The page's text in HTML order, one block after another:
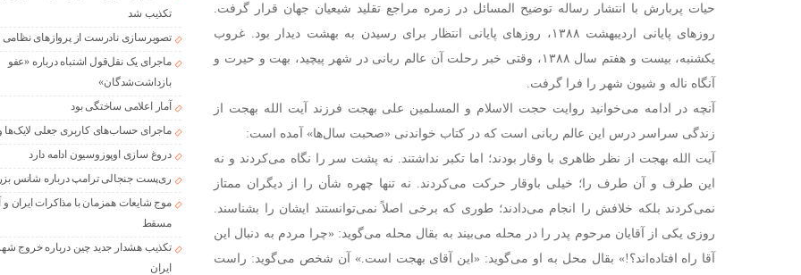
حیات پربارش با انتشار رساله توضیح المسائل در زمره مراجع تقلید شیعیان جهان قرار گرفت.
روزهای پایانی اردیبهشت ۱۳۸۸، روزهای پایانی انتظار برای رسیدن به بهشت دیدار بود. غروب
یکشنبه، بیست و هفتم سال ۱۳۸۸، وقتی خبر رحلت آن عالم ربانی در شهر پیچید، بهت و حیرت و
آنگاه ناله و شیون شهر را فرا گرفت.
آنچه در ادامه می‌خوانید روایت حجت الاسلام و المسلمین علی بهجت فرزند آیت الله بهجت از
زندگی سراسر درس این عالم ربانی است که در کتاب خواندنی «صحبت سال‌ها» آمده است:
آیت الله بهجت از نظر ظاهری با وقار بودند؛ اما تکبر نداشتند. نه پشت سر را نگاه می‌کردند و نه
این طرف و آن طرف را؛ خیلی باوقار حرکت می‌کردند. نه تنها چهره شأن را از دیگران ممتاز
نمی‌کردند بلکه خلافش را انجام می‌دادند؛ طوری که برخی اصلاً نمی‌توانستند ایشان را بشناسند.
روزی یکی از آقایان مرحوم پدر را در محله می‌بیند به بقال محله می‌گوید: «چرا مردم به دنبال این
آقا راه افتاده‌اند؟!» بقال محل به او می‌گوید: «این آقای بهجت است.» آن شخص می‌گوید: راست
تکذیب شد
تصویرسازی نادرست از پروازهای نظامی
ماجرای یک نقل‌قول اشتباه درباره «عفو
بازداشت‌شدگان»
آمار اعلامی ساختگی بود
ماجرای حساب‌های کاربری جعلی لایک‌ها
دروغ سازی اوپوزوسیون ادامه دارد
ری‌پست جنجالی ترامپ درباره شانس
موج شایعات همزمان با مذاکرات ایران و
مسقط
تکذیب هشدار جدید چین درباره خروج
ایران